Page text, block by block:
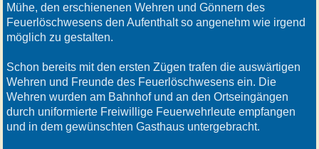
Mühe, den erschienenen Wehren und Gönnern des
Feuerlöschwesens den Aufenthalt so angenehm wie irgend
möglich zu gestalten.
Schon bereits mit den ersten Zügen trafen die auswärtigen
Wehren und Freunde des Feuerlöschwesens ein. Die
Wehren wurden am Bahnhof und an den Ortseingängen
durch uniformierte Freiwillige Feuerwehrleute empfangen
und in dem gewünschten Gasthaus untergebracht.